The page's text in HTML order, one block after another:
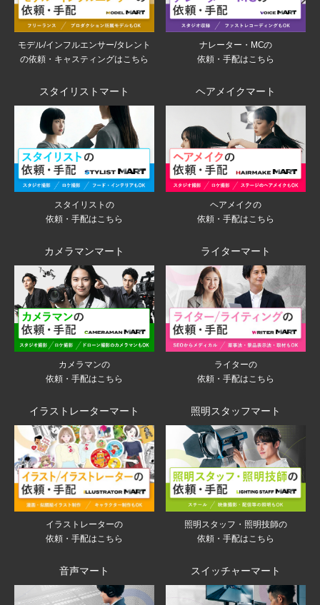
モデル/インフルエンサー/タレント
の依頼・キャスティングはこちら
ナレーター・MCの
依頼・手配はこちら
スタイリストマート
スタイリストの
依頼・手配はこちら
ヘアメイクマート
ヘアメイクの
依頼・手配はこちら
カメラマンマート
カメラマンの
依頼・手配はこちら
ライターマート
ライターの
依頼・手配はこちら
イラストレーターマート
イラストレーターの
依頼・手配はこちら
照明スタッフマート
照明スタッフ・照明技師の
依頼・手配はこちら
音声マート スイッチャーマート